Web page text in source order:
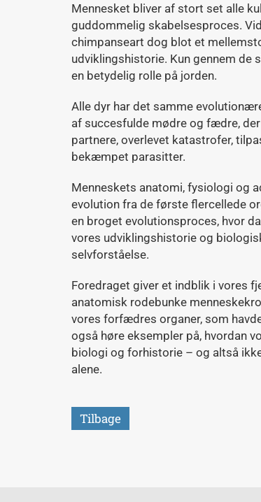
Mennesket bliver af stort set alle
guddommelig skabelsesproces.
chimpanseart dog blot et
udviklingshistorie. Kun gennem de
en betydelig rolle på jorden.
Alle dyr har det samme
af succesfulde mødre og fædre,
partnere, overlevet katastrofer,
bekæmpet parasitter.
Menneskets anatomi, fysiologi og
evolution fra de første flercellede
en broget evolutionsproces, hvor
vores udviklingshistorie og
selvforståelse.
Foredraget giver et indblik i vores
anatomisk rodebunke
vores forfædres organer, som
også høre eksempler på, hvordan
biologi og forhistorie – og altså
alene.
Tilbage